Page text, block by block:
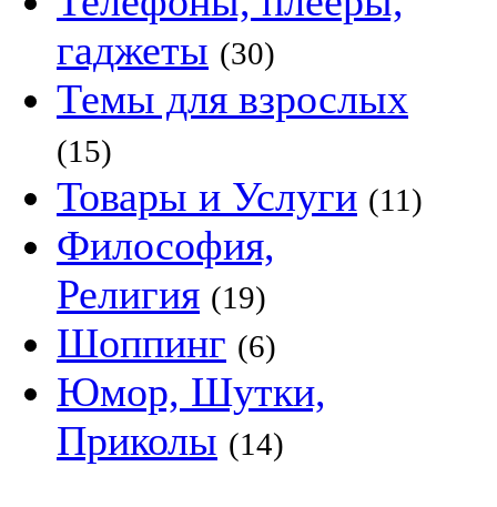
гаджеты (30)
Темы для взрослых
(15)
Товары и Услуги (11)
Философия,
Религия (19)
Шоппинг (6)
Юмор, Шутки,
Приколы (14)